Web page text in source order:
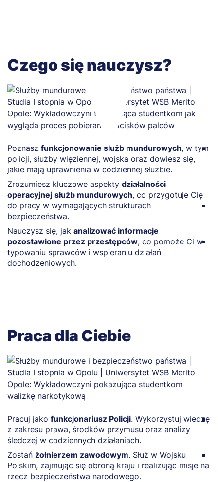
Czego się nauczysz?
Poznasz funkcjonowanie służb mundurowych, w tym
policji, służby więziennej, wojska oraz dowiesz się,
jakie mają uprawnienia w codziennej służbie.
Zrozumiesz kluczowe aspekty działalności
operacyjnej służb mundurowych, co przygotuje Cię
do pracy w wymagających strukturach
bezpieczeństwa.
Nauczysz się, jak analizować informacje
pozostawione przez przestępców, co pomoże Ci w
typowaniu sprawców i wspieraniu działań
dochodzeniowych.
Praca dla Ciebie
Pracuj jako funkcjonariusz Policji. Wykorzystuj wiedzę
z zakresu prawa, środków przymusu oraz analizy
śledczej w codziennych działaniach.
Zostań żołnierzem zawodowym. Służ w Wojsku
Polskim, zajmując się obroną kraju i realizując misje na
rzecz bezpieczeństwa narodowego.